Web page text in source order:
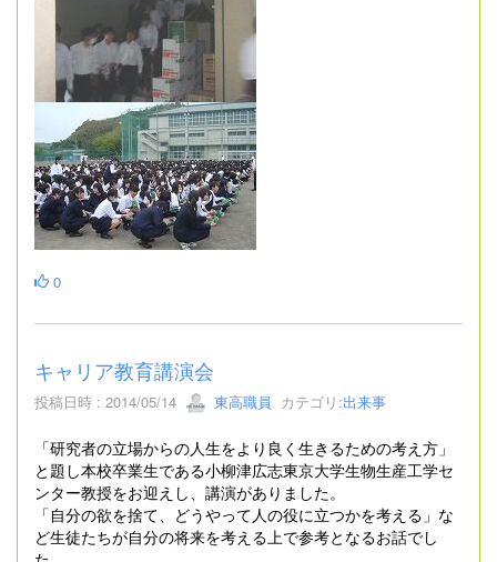
0
キャリア教育講演会
投稿日時 : 2014/05/14 東高職員 カテゴリ:出来事
「研究者の立場からの人生をより良く生きるための考え方」
と題し本校卒業生である小柳津広志東京大学生物生産工学セ
ンター教授をお迎えし、講演がありました。
「自分の欲を捨て、どうやって人の役に立つかを考える」な
ど生徒たちが自分の将来を考える上で参考となるお話でし